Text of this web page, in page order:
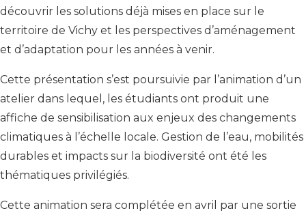
découvrir les solutions déjà mises en place sur le
territoire de Vichy et les perspectives d’aménagement
et d’adaptation pour les années à venir.
Cette présentation s’est poursuivie par l’animation d’un
atelier dans lequel, les étudiants ont produit une
affiche de sensibilisation aux enjeux des changements
climatiques à l’échelle locale. Gestion de l’eau, mobilités
durables et impacts sur la biodiversité ont été les
thématiques privilégiés.
Cette animation sera complétée en avril par une sortie